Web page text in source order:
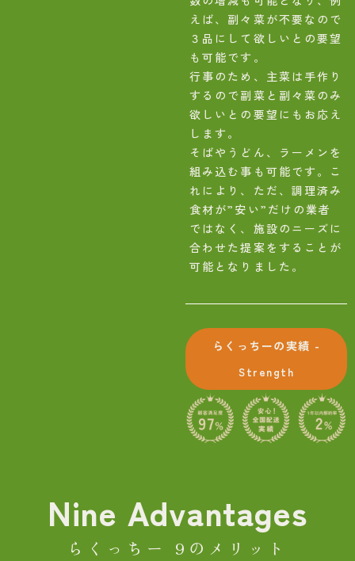
えば、副々菜が不要なので
３品にして欲しいとの要望
も可能です。
行事のため、主菜は手作り
するので副菜と副々菜のみ
欲しいとの要望にもお応え
します。
そばやうどん、ラーメンを
組み込む事も可能です。こ
れにより、ただ、調理済み
食材が”安い”だけの業者
ではなく、施設のニーズに
合わせた提案をすることが
可能となりました。
らくっちーの実績 -
Strength
Nine Advantages
らくっちー 9のメリット